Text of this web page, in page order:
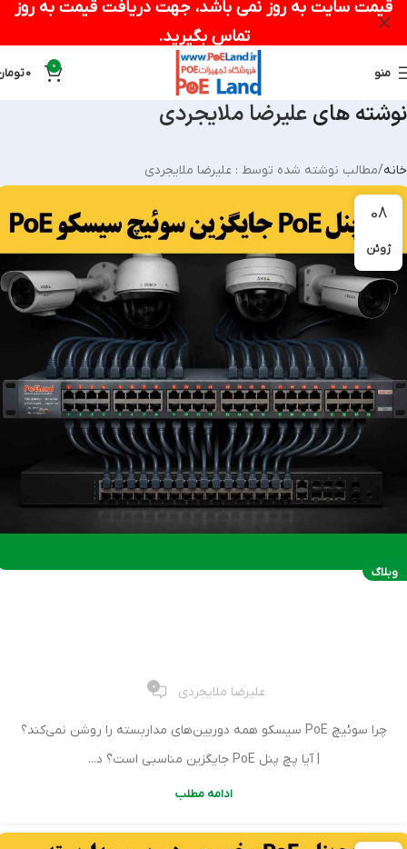
منو 0
0
نوشته هایعلیرضا ملایجردی
خانه مطالب نوشته شده توسط : علیرضا ملایجردی
08
ژوئن
وبلاگ
علیرضا ملایجردی 0
چرا سوئیچ PoE سیسکو همه دوربین‌های مداربسته را روشن نمی‌کند؟
| آیا پچ پنل PoE جایگزین مناسبی است؟ د...
ادامه مطلب
قیمت سایت به روز نمی باشد، جهت دریافت قیمت به روز
تماس بگیرید.